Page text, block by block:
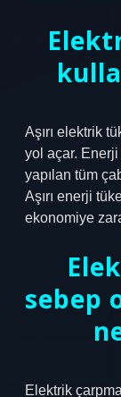
Aşırı elektrik
yol açar.
yapılan tüm
Aşırı enerji
ekonomiye
sebep
Elektrik